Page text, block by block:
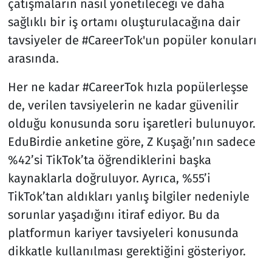
çatışmaların nasıl yönetileceği ve daha
sağlıklı bir iş ortamı oluşturulacağına dair
tavsiyeler de #CareerTok'un popüler konuları
arasında.
Her ne kadar #CareerTok hızla popülerleşse
de, verilen tavsiyelerin ne kadar güvenilir
olduğu konusunda soru işaretleri bulunuyor.
EduBirdie anketine göre, Z Kuşağı’nın sadece
%42’si TikTok’ta öğrendiklerini başka
kaynaklarla doğruluyor. Ayrıca, %55’i
TikTok’tan aldıkları yanlış bilgiler nedeniyle
sorunlar yaşadığını itiraf ediyor. Bu da
platformun kariyer tavsiyeleri konusunda
dikkatle kullanılması gerektiğini gösteriyor.